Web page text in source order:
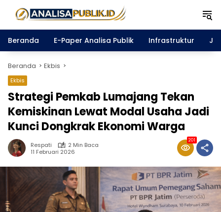
Beranda
E-Paper Analisa Publik Infrastruktur
Beranda Ekbis
Ekbis
Strategi Pemkab Lumajang Tekan
Kemiskinan Lewat Modal Usaha Jadi
Kunci Dongkrak Ekonomi Warga
Respati
2 Min Baca
11 Februari 2026
201